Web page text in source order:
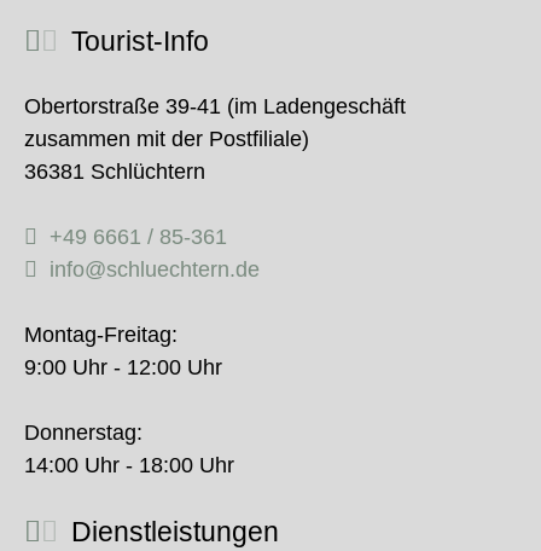
Tourist-Info
Obertorstraße 39-41 (im Ladengeschäft
zusammen mit der Postfiliale)
36381 Schlüchtern
+49 6661 / 85-361
info@schluechtern.de
Montag-Freitag:
9:00 Uhr - 12:00 Uhr
Donnerstag:
14:00 Uhr - 18:00 Uhr
Dienstleistungen